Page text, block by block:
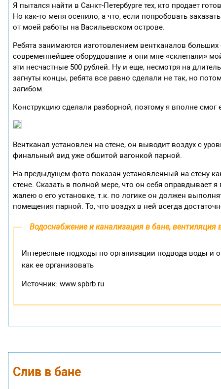
Я пытался найти в Санкт-Петербурге тех, кто продает
Но как-то меня осенило, а что, если попробовать
от моей работы на Васильевском острове.
Ребята занимаются изготовлением вентканалов
современнейшее оборудование и они мне «склепали»
эти несчастные 500 рублей. Ну и еще, несмотря на
загнуты концы, ребята все равно сделали не так, но
загибом.
Конструкцию сделали разборной, поэтому я вполне смог
Вентканал установлен на стене, он выводит воздух с
финальный вид уже обшитой вагонкой парной.
На предыдущем фото показан установленный на стену
стене. Сказать в полной мере, что он себя оправдывает
жалею о его установке, т.к. по логике он должен
помещения парной. То, что воздух в ней всегда
Водоснабжение и канализация в бане, вентиляция
Интересные подходы по организации подвода воды и
как ее организовать
Источник: www.spbrb.ru
Слив в бане